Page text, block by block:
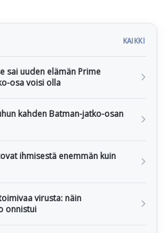
KAIKKI
sai uuden elämän Prime
osa voisi olla
kahden Batman-jatko-osan
ihmisestä enemmän kuin
virusta: näin
onnistui